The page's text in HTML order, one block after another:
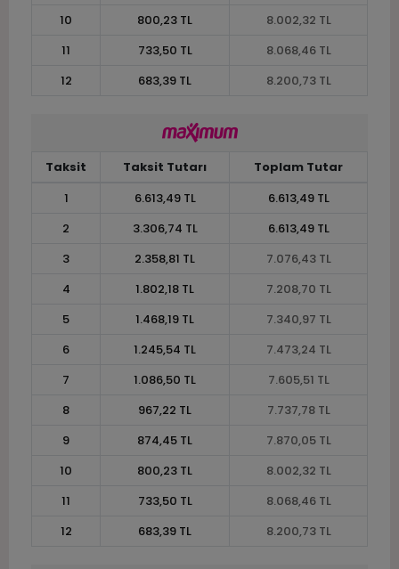
10
800,23 TL
8.002,32 TL
11
733,50 TL
8.068,46 TL
12
683,39 TL 8.200,73 TL
Taksit Taksit Tutarı
Toplam Tutar
1
6.613,49 TL
6.613,49 TL
2
3.306,74 TL
6.613,49 TL
3
2.358,81 TL
7.076,43 TL
4
1.802,18 TL
7.208,70 TL
5
1.468,19 TL
7.340,97 TL
6
1.245,54 TL
7.473,24 TL
7
1.086,50 TL
7.605,51 TL
8
967,22 TL
7.737,78 TL
9
874,45 TL
7.870,05 TL
10
800,23 TL
8.002,32 TL
11
733,50 TL
8.068,46 TL
12
683,39 TL 8.200,73 TL